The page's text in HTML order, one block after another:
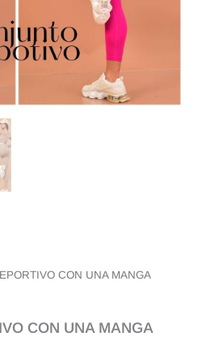
CON UNA MANGA
CON UNA MANGA